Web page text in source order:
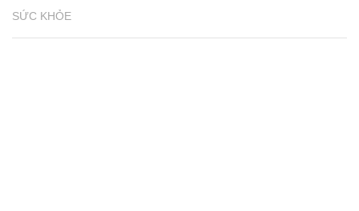
SỨC KHỎE